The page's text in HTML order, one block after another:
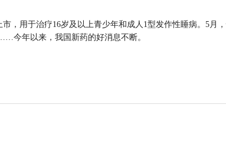
，用于治疗16岁及以上青少年和成人1型发作性睡病。5月
今年以来，我国新药的好消息不断。